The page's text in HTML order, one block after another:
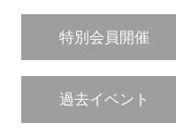
特別会員開催
過去イベント